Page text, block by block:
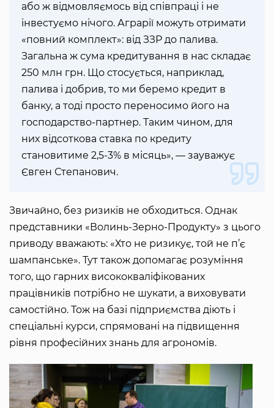
або ж відмовляємось від співпраці і не
інвестуємо нічого. Аграрії можуть отримати
«повний комплект»: від ЗЗР до палива.
Загальна ж сума кредитування в нас складає
250 млн грн. Що стосується, наприклад,
палива і добрив, то ми беремо кредит в
банку, а тоді просто переносимо його на
господарство-партнер. Таким чином, для
них відсоткова ставка по кредиту
становитиме 2,5-3% в місяць», — зауважує
Євген Степанович.
Звичайно, без ризиків не обходиться. Однак
представники «Волинь-Зерно-Продукту» з цього
приводу вважають: «Хто не ризикує, той не п’є
шампанське». Тут також допомагає розуміння
того, що гарних висококваліфікованих
працівників потрібно не шукати, а виховувати
самостійно. Тож на базі підприємства діють і
спеціальні курси, спрямовані на підвищення
рівня професійних знань для агрономів.